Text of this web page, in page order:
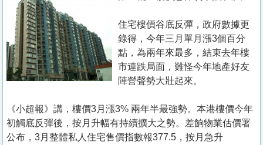
置
業
手
冊
關
我
們
住宅樓價谷底反彈，政府數據更
錄得，今年三月單月漲3個百分
點，為兩年來最多，結束去年樓
市連跌局面，難怪今年地產好友
陣營聲勢大壯起來。
《小超報》講，樓價3月漲3% 兩年半最強勢。本港樓價今年
初觸底反彈後，按月升幅有持續擴大之勢。差餉物業估價署
公布，3月整體私人住宅售價指數報377.5，按月急升